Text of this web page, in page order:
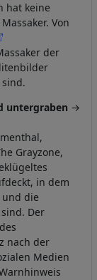
hat keine
Von
der
untergraben →
Grayzone,
in dem
die
Der
nach der
Medien